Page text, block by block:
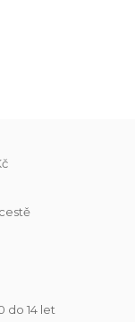
do 14 let